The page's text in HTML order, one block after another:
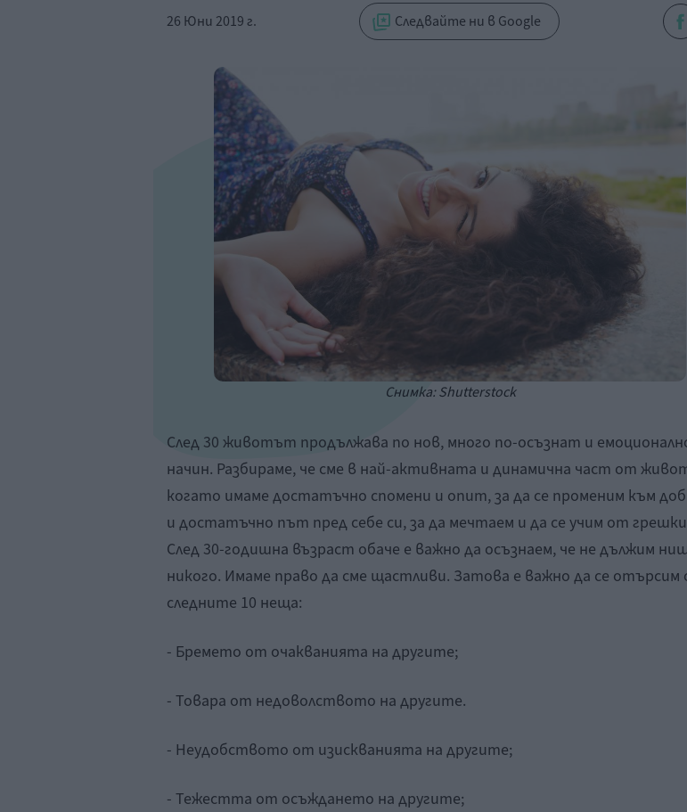
26 Юни 2019 г. Следвайте ни в Google
Снимка: Shutterstock
След 30 животът продължава по нов, много по-осъзнат и
начин. Разбираме, че сме в най-активната и динамична част от
когато имаме достатъчно спомени и опит, за да се променим към
и достатъчно път пред себе си, за да мечтаем и да се учим от
След 30-годишна възраст обаче е важно да осъзнаем, че не дължим
никого. Имаме право да сме щастливи. Затова е важно да се отърсим
следните 10 неща:
- Бремето от очакванията на другите;
- Товара от недоволството на другите.
- Неудобството от изискванията на другите;
- Тежестта от осъждането на другите;